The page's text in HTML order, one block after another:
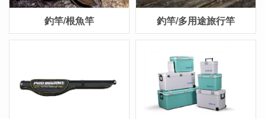
釣竿/根魚竿 釣竿/多用途旅行竿